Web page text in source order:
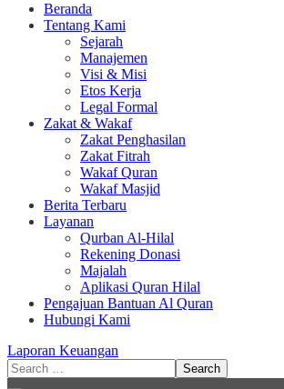
Beranda
Tentang Kami
Sejarah
Manajemen
Visi & Misi
Etos Kerja
Legal Formal
Zakat & Wakaf
Zakat Penghasilan
Zakat Fitrah
Wakaf Quran
Wakaf Masjid
Berita Terbaru
Layanan
Qurban Al-Hilal
Rekening Donasi
Majalah
Aplikasi Quran Hilal
Pengajuan Bantuan Al Quran
Hubungi Kami
Laporan Keuangan